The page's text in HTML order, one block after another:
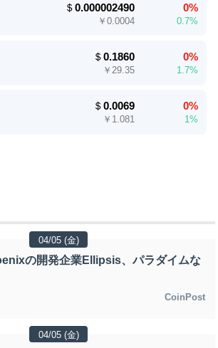
＄0.000002490
￥ 0.0004
0%
0.7%
＄0.1860
￥ 29.35
0%
1.7%
＄0.0069
￥ 1.081
0%
1%
04/05 (金)
の開発企業Ellipsis、パラダイムな
CoinPost
04/05 (金)